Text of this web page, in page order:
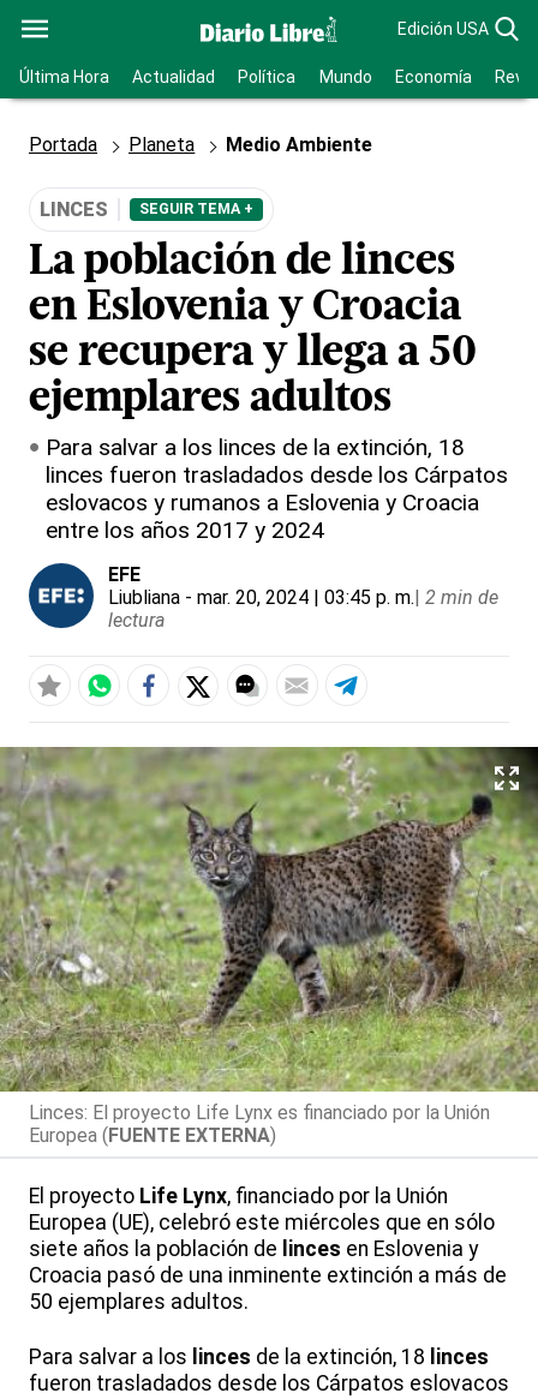
Edición USA
Última Hora Actualidad Política Mundo Economía
Portada Planeta Medio Ambiente
LINCES SEGUIR TEMA +
La población de linces
en Eslovenia y Croacia
se recupera y llega a 50
ejemplares adultos
Para salvar a los linces de la extinción, 18
linces fueron trasladados desde los Cárpatos
eslovacos y rumanos a Eslovenia y Croacia
entre los años 2017 y 2024
EFE
Liubliana - mar. 20, 2024 | 03:45 p. m.| 2 min de
lectura
Linces: El proyecto Life Lynx es financiado por la Unión
Europea (FUENTE EXTERNA)
El proyecto Life Lynx, financiado por la Unión
Europea (UE), celebró este miércoles que en sólo
siete años la población de linces en Eslovenia y
Croacia pasó de una inminente extinción a más de
50 ejemplares adultos.
Para salvar a los linces de la extinción, 18 linces
fueron trasladados desde los Cárpatos eslovacos